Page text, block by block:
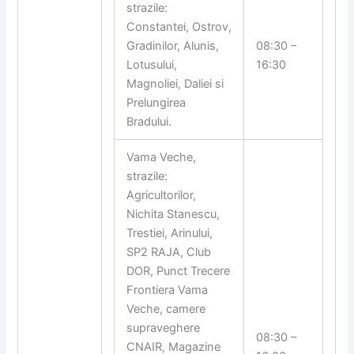
strazile:
Constantei, Ostrov,
Gradinilor, Alunis,
Lotusului,
Magnoliei, Daliei si
Prelungirea
Bradului.
08:30 –
16:30
Vama Veche,
strazile:
Agricultorilor,
Nichita Stanescu,
Trestiei, Arinului,
SP2 RAJA, Club
DOR, Punct Trecere
Frontiera Vama
Veche, camere
supraveghere
CNAIR, Magazine
08:30 –